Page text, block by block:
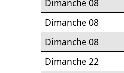
Dimanche 08
Dimanche 08
Dimanche 08
Dimanche 22